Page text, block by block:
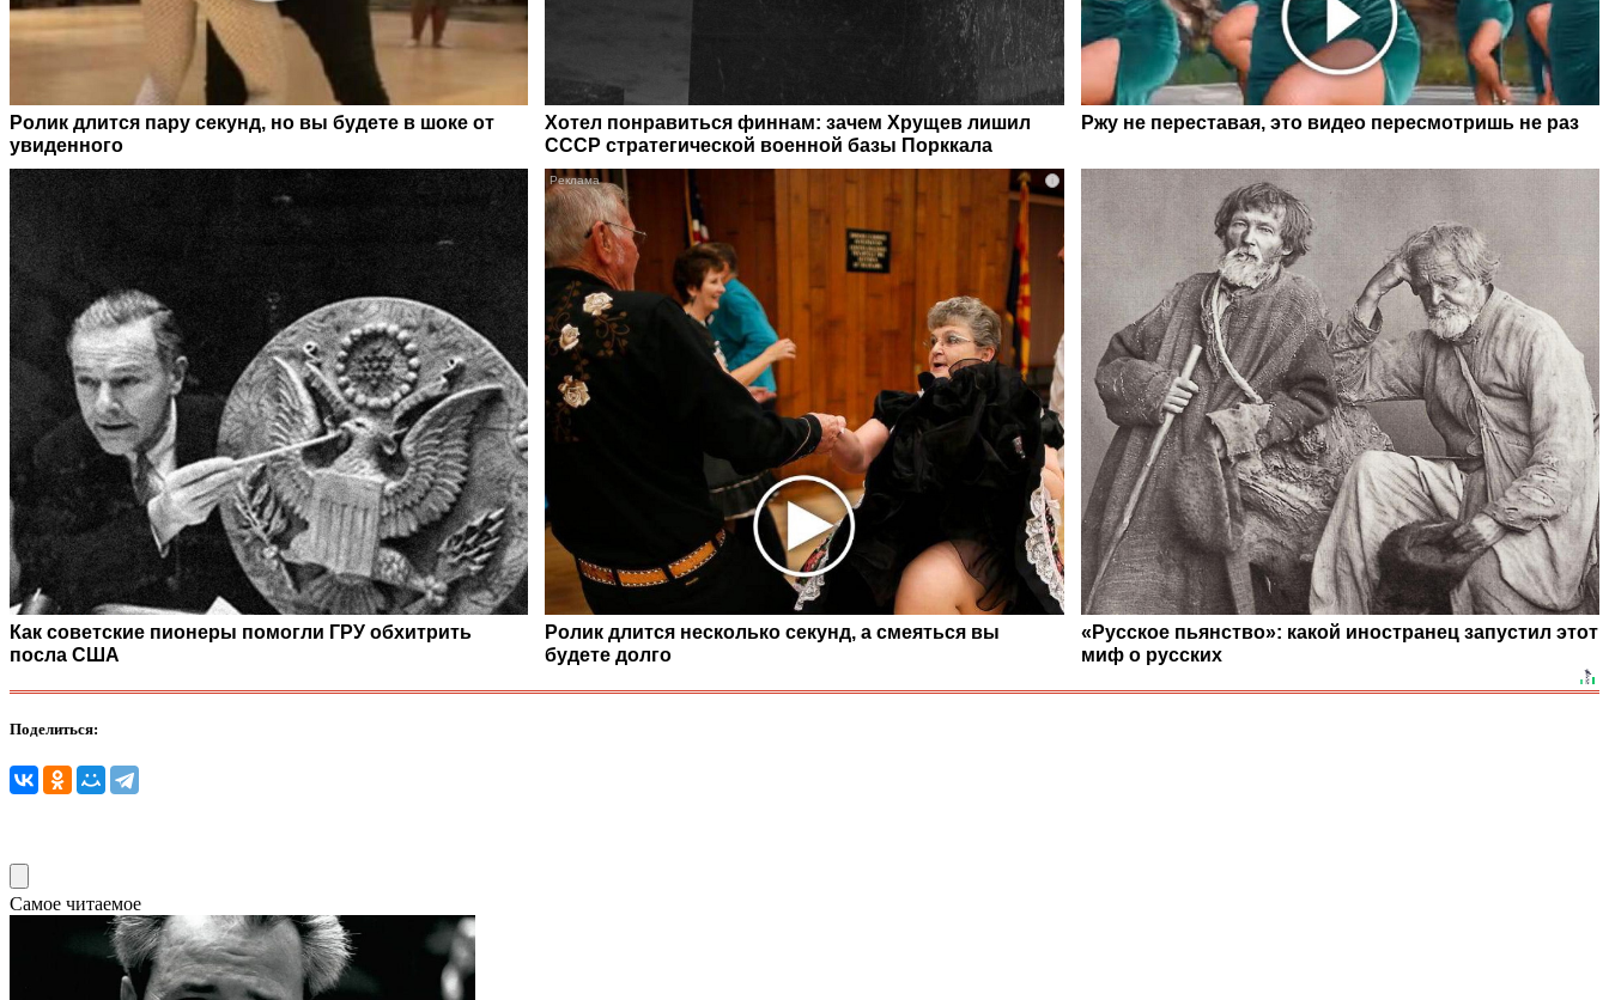
Ролик длится пару секунд, но вы будете в шоке от
увиденного
Хотел понравиться финнам: зачем Хрущев лишил
СССР стратегической военной базы Порккала
Ржу не переставая, это видео пересмотришь не раз
Как советские пионеры помогли ГРУ обхитрить
посла США
i
Ролик длится несколько секунд, а смеяться вы
будете долго
«Русское пьянство»: какой иностранец запустил этот
миф о русских
Поделиться:
Самое читаемое